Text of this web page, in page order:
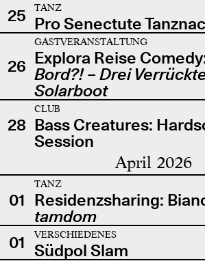
25
TANZ
Pro Senectute
26
GASTVERANSTALTUNG
Explora Reise
Bord?! – Drei
Solarboot
28
CLUB
Bass Creatures:
Session
April 2026
01
TANZ
Residenzsharing:
tamdom
01
VERSCHIEDENES
Südpol Slam